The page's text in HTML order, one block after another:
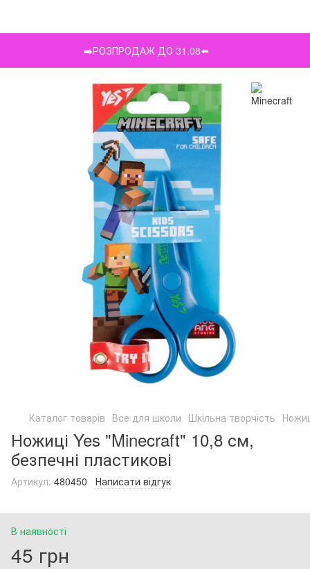
➡️РОЗПРОДАЖ ДО 31.08⬅️
Каталог товарів Все для школи Шкільна творчість
Ножиці Yes "Minecraft" 10,8 см,
безпечні пластикові
Артикул: 480450 Написати відгук
В наявності
45 грн